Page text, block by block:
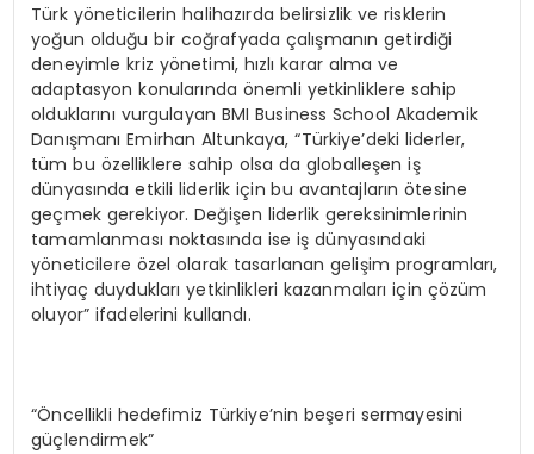
Türk yöneticilerin halihazırda belirsizlik ve risklerin
yoğun olduğu bir coğrafyada çalışmanın getirdiği
deneyimle kriz yönetimi, hızlı karar alma ve
adaptasyon konularında önemli yetkinliklere sahip
olduklarını vurgulayan BMI Business School Akademik
Danışmanı Emirhan Altunkaya, “Türkiye’deki liderler,
tüm bu özelliklere sahip olsa da globalleşen iş
dünyasında etkili liderlik için bu avantajların ötesine
geçmek gerekiyor. Değişen liderlik gereksinimlerinin
tamamlanması noktasında ise iş dünyasındaki
yöneticilere özel olarak tasarlanan gelişim programları,
ihtiyaç duydukları yetkinlikleri kazanmaları için çözüm
oluyor” ifadelerini kullandı.
“Öncellikli hedefimiz Türkiye’nin beşeri sermayesini
güçlendirmek”